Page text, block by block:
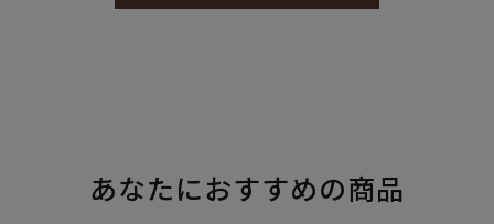
あなたにおすすめの商品